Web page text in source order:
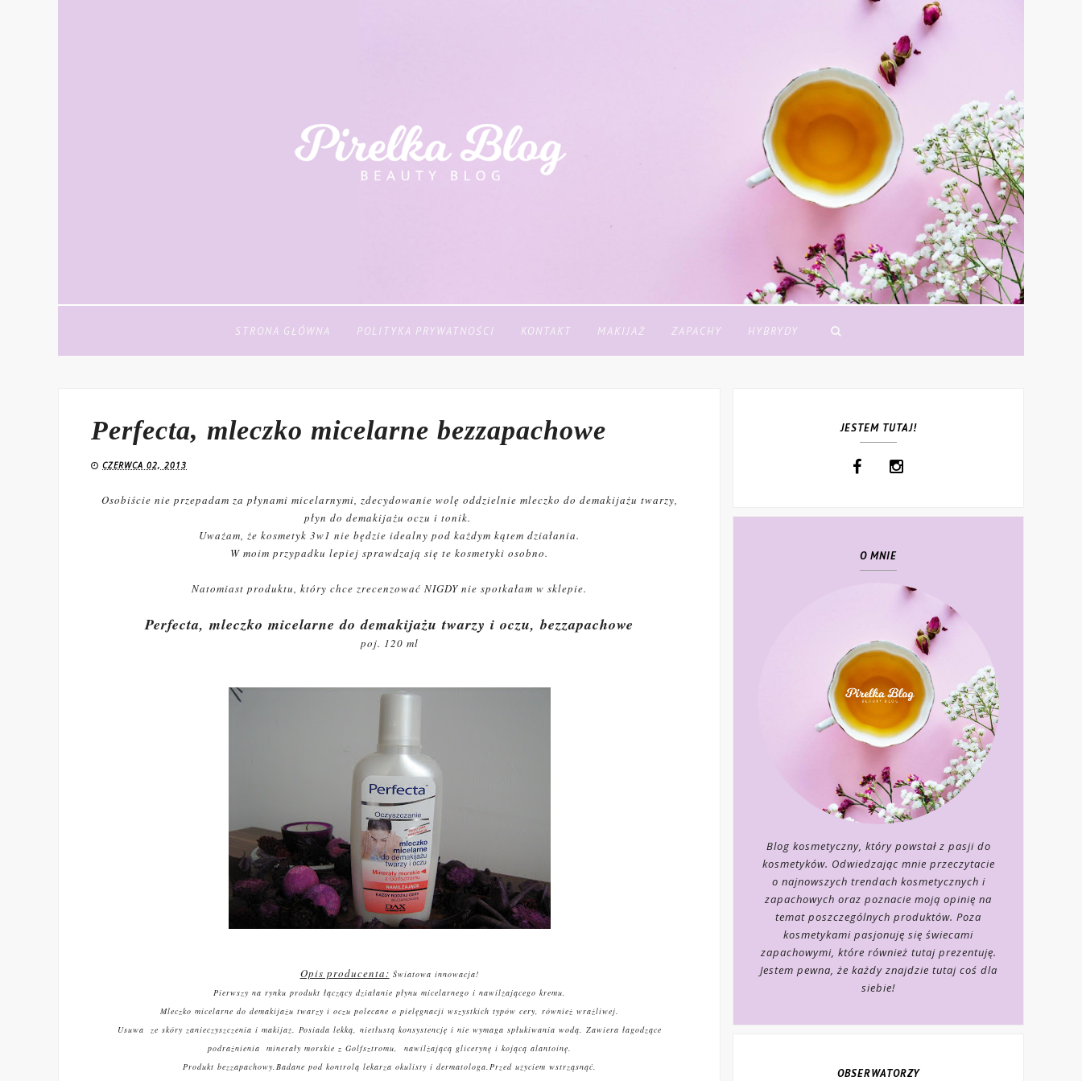
STRONA GŁÓWNA POLITYKA PRYWATNOŚCI KONTAKT MAKIJAŻ ZAPACHY HYBRYDY
Perfecta, mleczko micelarne bezzapachowe
CZERWCA 02, 2013
Osobiście nie przepadam za płynami micelarnymi, zdecydowanie wolę oddzielnie mleczko do demakijażu twarzy,
płyn do demakijażu oczu i tonik.
Uważam, że kosmetyk 3w1 nie będzie idealny pod każdym kątem działania.
W moim przypadku lepiej sprawdzają się te kosmetyki osobno.
Natomiast produktu, który chce zrecenzować NIGDY nie spotkałam w sklepie.
Perfecta, mleczko micelarne do demakijażu twarzy i oczu, bezzapachowe
poj. 120 ml
Opis producenta: Światowa innowacja!
Pierwszy na rynku produkt łączący działanie płynu micelarnego i nawilżającego kremu.
Mleczko micelarne do demakijażu twarzy i oczu polecane o pielęgnacji wszystkich typów cery, również wrażliwej.
Usuwa ze skóry zanieczyszczenia i makijaż. Posiada lekką, nietłustą konsystencję i nie wymaga spłukiwania wodą. Zawiera łagodzące
podrażnienia minerały morskie z Golfsztromu, nawilżającą glicerynę i kojącą alantoinę.
Produkt bezzapachowy.Badane pod kontrolą lekarza okulisty i dermatologa.Przed użyciem wstrząsnąć.
JESTEM TUTAJ!
O MNIE
Blog kosmetyczny, który powstał z pasji do
kosmetyków. Odwiedzając mnie przeczytacie
o najnowszych trendach kosmetycznych i
zapachowych oraz poznacie moją opinię na
temat poszczególnych produktów. Poza
kosmetykami pasjonuję się świecami
zapachowymi, które również tutaj prezentuję.
Jestem pewna, że każdy znajdzie tutaj coś dla
siebie!
OBSERWATORZY